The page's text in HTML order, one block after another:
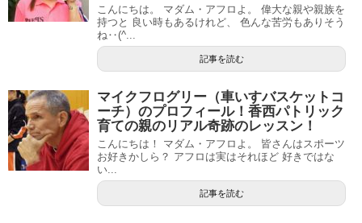
こんにちは。 マダム・アフロよ。 偉大な親や親族を
持つと 良い時もあるけれど、 色んな苦労もありそう
ね‥(^...
記事を読む
マイクフログリー（車いすバスケットコ
ーチ）のプロフィール！香西パトリック
育ての親のリアル奇跡のレッスン！
こんにちは！ マダム・アフロよ。 皆さんはスポーツ
お好きかしら？ アフロは実はそれほど 好きではな
い...
記事を読む